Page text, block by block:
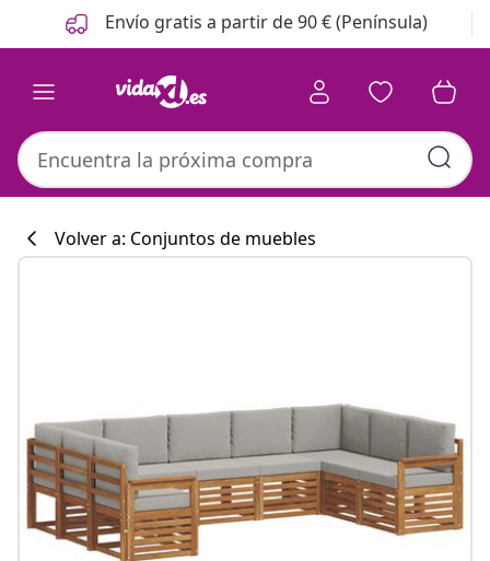
Anterior
Siguiente Envío gratis a partir de 90 € (Península)
#sharemevidaxl
Volver a: Conjuntos de muebles